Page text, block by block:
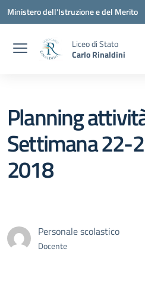
Vai ai contenuti
Vai al menu di navigazione
Vai al footer
Ministero dell'Istruzione e del Merito
Liceo di Stato
Carlo Rinaldini
Planning
Settimana 22-
2018
Personale scolastico
Docente